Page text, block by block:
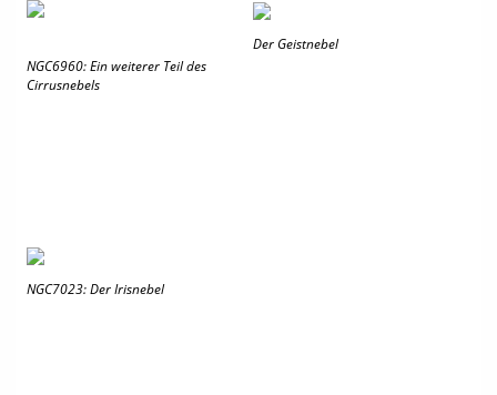
NGC6960: Ein weiterer Teil des
Cirrusnebels
Der Geistnebel
NGC7023: Der Irisnebel